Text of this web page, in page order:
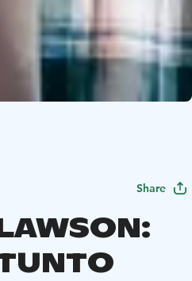
Share